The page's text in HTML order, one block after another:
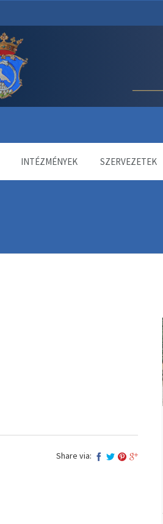
INTÉZMÉNYEK SZERVEZETEK
Share via: